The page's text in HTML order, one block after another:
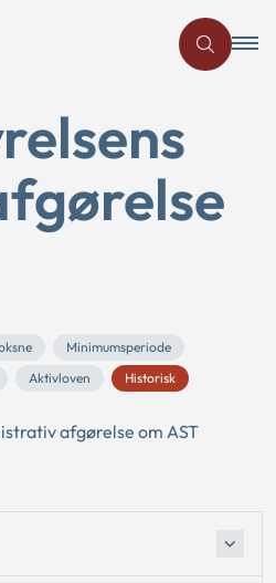
Minimumsperiode
Aktivloven Historisk
afgørelse om AST